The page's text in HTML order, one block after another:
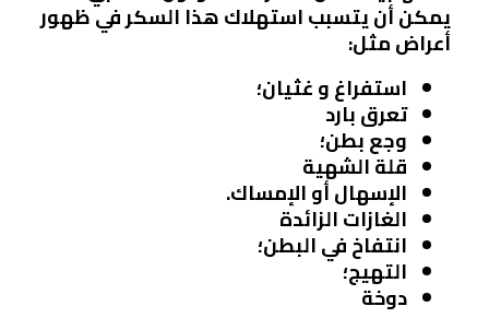
يمكن أن يتسبب استهلاك هذا السكر في ظهور
أعراض مثل:
استفراغ و غثيان؛
تعرق بارد
وجع بطن؛
قلة الشهية
الإسهال أو الإمساك.
الغازات الزائدة
انتفاخ في البطن؛
التهيج؛
دوخة